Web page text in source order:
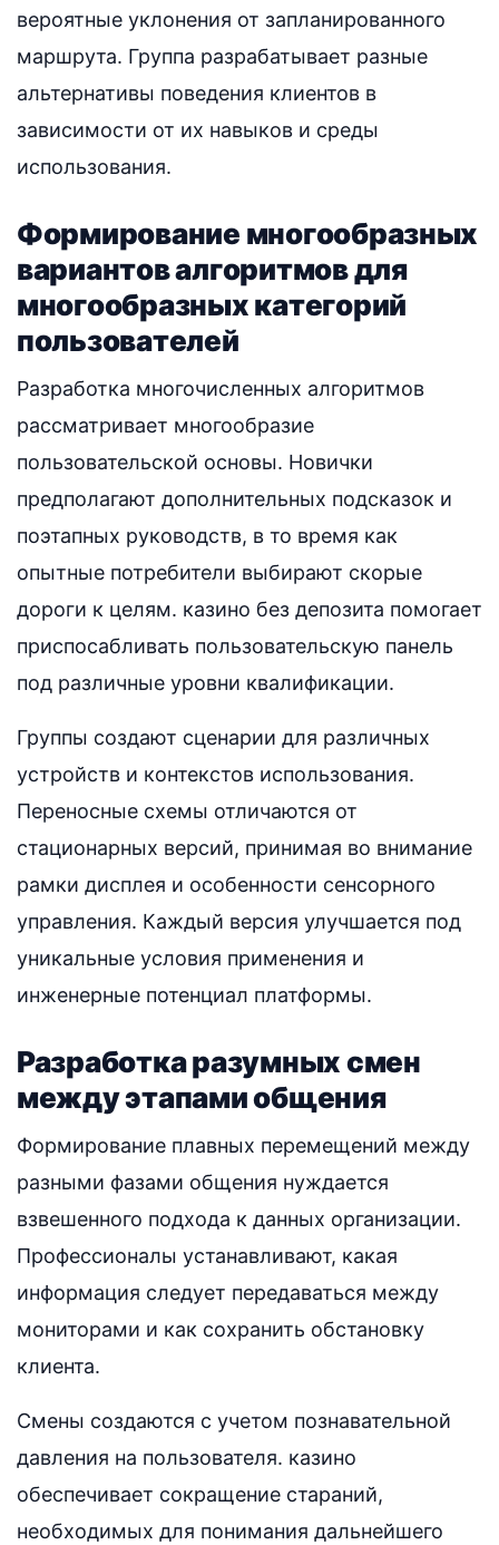
вероятные уклонения от запланированного
маршрута. Группа разрабатывает разные
альтернативы поведения клиентов в
зависимости от их навыков и среды
использования.
Формирование многообразных
вариантов алгоритмов для
многообразных категорий
пользователей
Разработка многочисленных алгоритмов
рассматривает многообразие
пользовательской основы. Новички
предполагают дополнительных подсказок и
поэтапных руководств, в то время как
опытные потребители выбирают скорые
дороги к целям. казино без депозита помогает
приспосабливать пользовательскую панель
под различные уровни квалификации.
Группы создают сценарии для различных
устройств и контекстов использования.
Переносные схемы отличаются от
стационарных версий, принимая во внимание
рамки дисплея и особенности сенсорного
управления. Каждый версия улучшается под
уникальные условия применения и
инженерные потенциал платформы.
Разработка разумных смен
между этапами общения
Формирование плавных перемещений между
разными фазами общения нуждается
взвешенного подхода к данных организации.
Профессионалы устанавливают, какая
информация следует передаваться между
мониторами и как сохранить обстановку
клиента.
Смены создаются с учетом познавательной
давления на пользователя. казино
обеспечивает сокращение стараний,
необходимых для понимания дальнейшего